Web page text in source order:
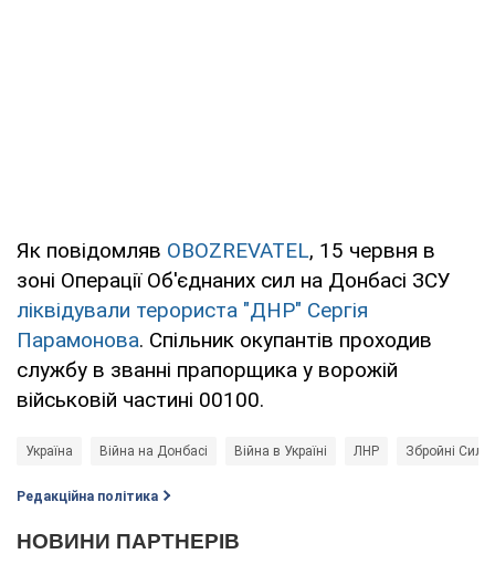
Як повідомляв OBOZREVATEL, 15 червня в
зоні Операції Об'єднаних сил на Донбасі ЗСУ
ліквідували терориста "ДНР" Сергія
Парамонова. Спільник окупантів проходив
службу в званні прапорщика у ворожій
військовій частині 00100.
Україна Війна на Донбасі Війна в Україні ЛНР Збройні Сили
Редакційна політика